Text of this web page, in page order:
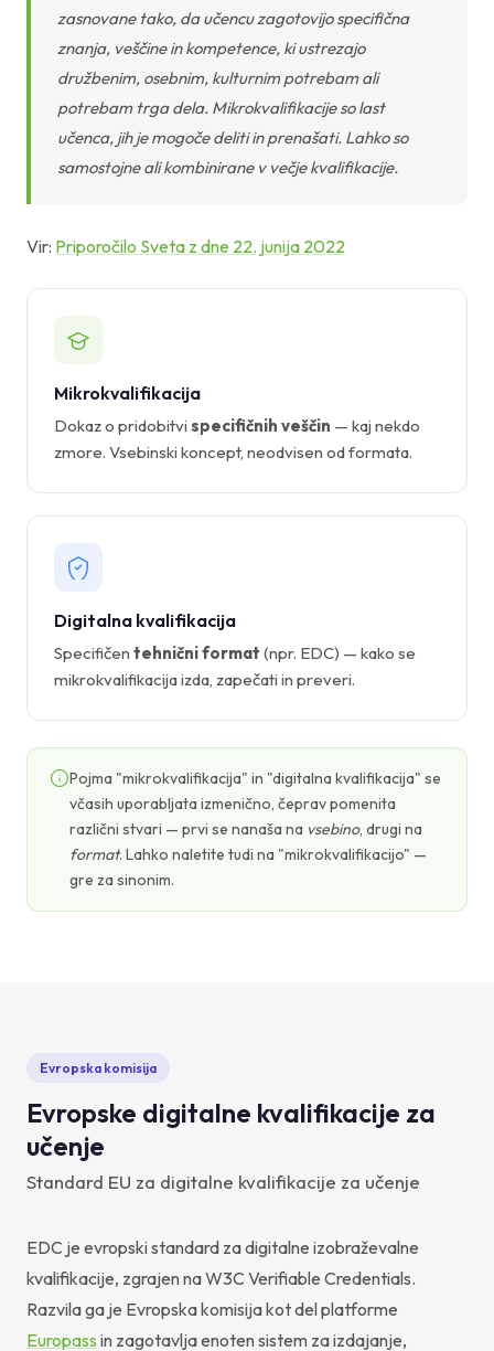
zasnovane tako, da učencu zagotovijo specifična
znanja, veščine in kompetence, ki ustrezajo
družbenim, osebnim, kulturnim potrebam ali
potrebam trga dela. Mikrokvalifikacije so last
učenca, jih je mogoče deliti in prenašati. Lahko so
samostojne ali kombinirane v večje kvalifikacije.
Vir: Priporočilo Sveta z dne 22. junija 2022
Mikrokvalifikacija
Dokaz o pridobitvi specifičnih veščin — kaj nekdo
zmore. Vsebinski koncept, neodvisen od formata.
Digitalna kvalifikacija
Specifičen tehnični format (npr. EDC) — kako se
mikrokvalifikacija izda, zapečati in preveri.
Pojma "mikrokvalifikacija" in "digitalna kvalifikacija" se
včasih uporabljata izmenično, čeprav pomenita
različni stvari — prvi se nanaša na vsebino, drugi na
format. Lahko naletite tudi na "mikrokvalifikacijo" —
gre za sinonim.
Evropska komisija
Evropske digitalne kvalifikacije za
učenje
Standard EU za digitalne kvalifikacije za učenje
EDC je evropski standard za digitalne izobraževalne
kvalifikacije, zgrajen na W3C Verifiable Credentials.
Razvila ga je Evropska komisija kot del platforme
Europass in zagotavlja enoten sistem za izdajanje,